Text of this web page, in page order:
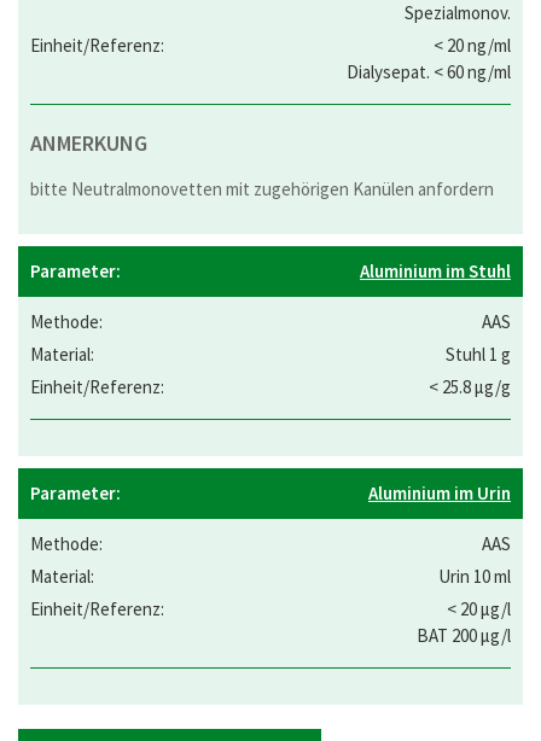
Spezialmonov.
< 20 ng/ml
Dialysepat. < 60 ng/ml
ANMERKUNG
bitte Neutralmonovetten mit zugehörigen Kanülen anfordern
Aluminium im Stuhl
AAS
Stuhl 1 g
< 25.8 µg/g
Aluminium im Urin
AAS
Urin 10 ml
< 20 µg/l
BAT 200 µg/l